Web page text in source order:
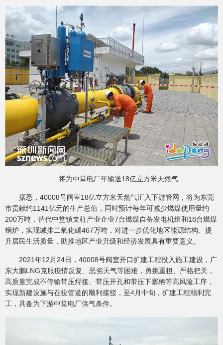
将为中堂电厂年输送18亿立方米天然气
据悉，40008号阀室18亿立方米天然气汇入下游管网，将为东莞
市贡献约1141亿元的生产总值，同时预计每年可减少燃煤使用量约
200万吨，替代中堂镇支柱产业企业7台燃煤自备发电机组和18台燃煤
锅炉，实现减排二氧化碳467万吨，对进一步优化地区能源结构、提
升居民生活质量，助推地区产业升级和经济发展具有重要意义。
2021年12月24日，40008号阀室开口扩建工程投入施工建设，广
东大鹏LNG克服疫情反复、恶劣天气等困难，勇挑重担、严格把关，
高质量完成不停输带压焊接、带压开孔和带压下塞柄等高风险工序，
实现新建设施与在役管道的顺利接驳，至4月中旬，扩建工程顺利完
工，具备为下游中堂电厂供气条件。